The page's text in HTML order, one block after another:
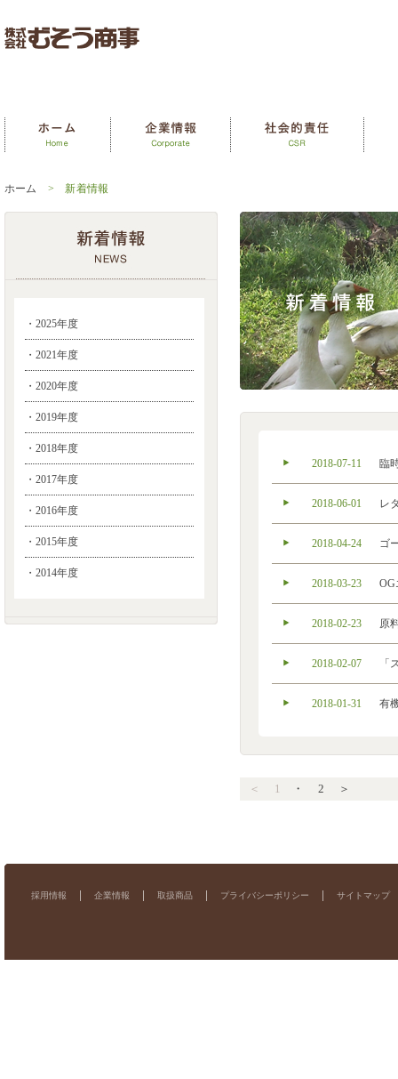
ホーム > 新着情報
・2025年度
・2021年度
・2020年度
・2019年度
・2018年度
・2017年度
・2016年度
・2015年度
・2014年度
2018-07-11 臨
2018-06-01 レ
2018-04-24 ゴ
2018-03-23 OG
2018-02-23 原
2018-02-07 「
2018-01-31 有
＜ 1 ・ 2 ＞
採用情報 企業情報 取扱商品 プライバシーポリシー サイトマップ